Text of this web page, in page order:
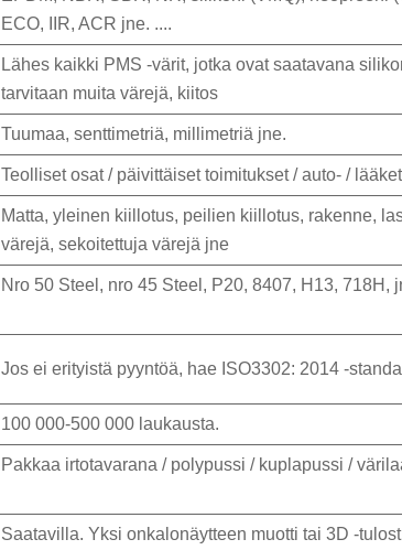
ECO, IIR, ACR jne. ....
Lähes kaikki PMS -värit, jotka ovat saatavana
tarvitaan muita värejä, kiitos
Tuumaa, senttimetriä, millimetriä jne.
Teolliset osat / päivittäiset toimitukset / auto- /
Matta, yleinen kiillotus, peilien kiillotus, rakenne,
värejä, sekoitettuja värejä jne
Nro 50 Steel, nro 45 Steel, P20, 8407, H13, 718H,
Jos ei erityistä pyyntöä, hae ISO3302: 2014 -
100 000-500 000 laukausta.
Pakkaa irtotavarana / polypussi / kuplapussi /
Saatavilla. Yksi onkalonäytteen muotti tai 3D -